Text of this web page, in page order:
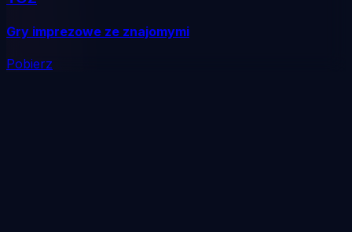
Gry imprezowe ze znajomymi
Pobierz